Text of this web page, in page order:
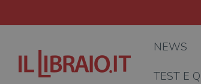
NEWS
TEST E